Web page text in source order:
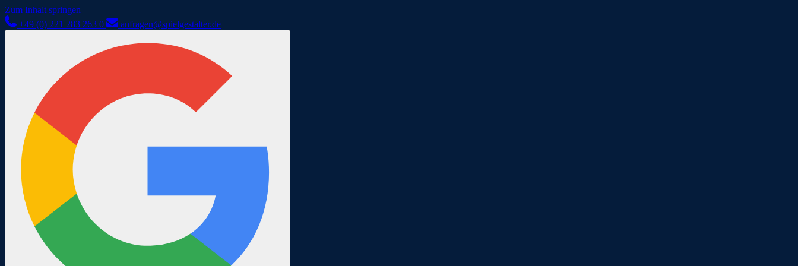
Zum Inhalt springen
+49 (0) 221 283 263 0
anfragen@spielgestalter.de